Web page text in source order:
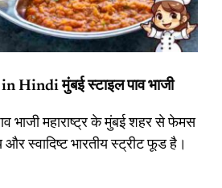
Hindi मुंबई स्टाइल पाव भाजी
भाजी महाराष्ट्र के मुंबई शहर से फेमस
और स्वादिष्ट भारतीय स्ट्रीट फूड है।